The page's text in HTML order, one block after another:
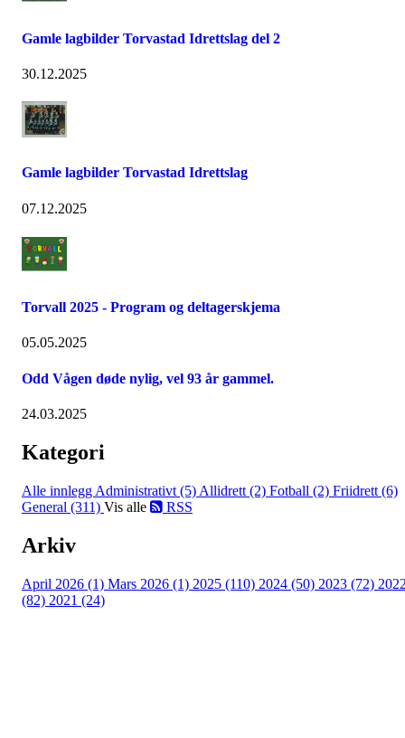
Gamle lagbilder Torvastad Idrettslag del 2
30.12.2025
Gamle lagbilder Torvastad Idrettslag
07.12.2025
Torvall 2025 - Program og deltagerskjema
05.05.2025
Odd Vågen døde nylig, vel 93 år gammel.
24.03.2025
Kategori
Alle innlegg Administrativt (5) Allidrett (2) Fotball (2) Friidrett (6)
General (311) Vis alle RSS
Arkiv
April 2026 (1) Mars 2026 (1) 2025 (110) 2024 (50) 2023 (72)
(82) 2021 (24)